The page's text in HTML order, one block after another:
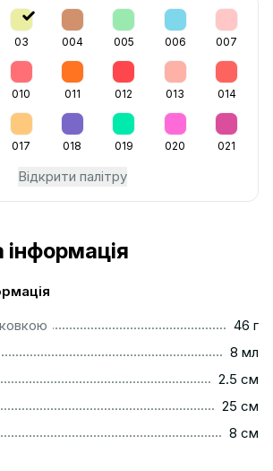
03 004 005 006 007
010 011 012 013 014
017 018 019 020 021
Відкрити палітру
46 г
8 мл
2.5 см
25 см
8 см